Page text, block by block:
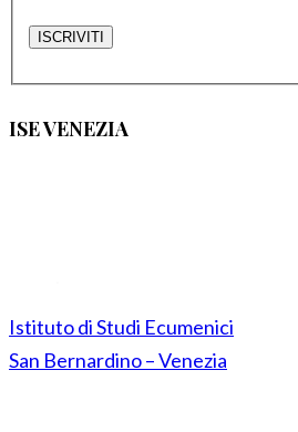
ISE VENEZIA
Istituto di Studi Ecumenici
San Bernardino – Venezia